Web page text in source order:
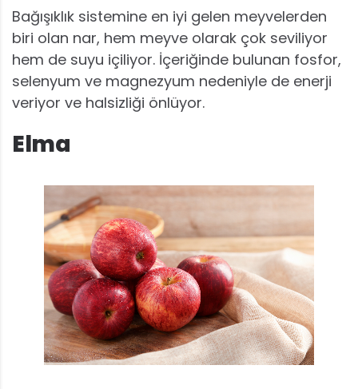
Bağışıklık sistemine en iyi gelen meyvelerden
biri olan nar, hem meyve olarak çok seviliyor
hem de suyu içiliyor. İçeriğinde bulunan fosfor,
selenyum ve magnezyum nedeniyle de enerji
veriyor ve halsizliği önlüyor.
Elma